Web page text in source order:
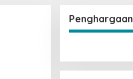
Penghargaan